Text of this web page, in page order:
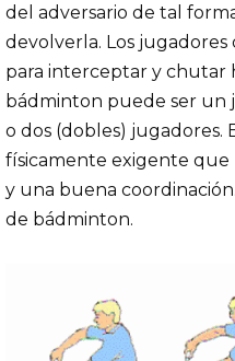
del adversario de tal
devolverla. Los
para interceptar y chutar
bádminton puede ser un
o dos (dobles) jugadores.
físicamente exigente que
y una buena
de bádminton.